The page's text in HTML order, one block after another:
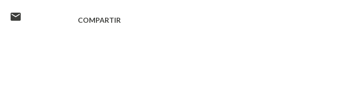
COMPARTIR